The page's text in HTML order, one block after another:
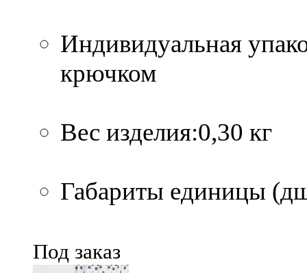
Индивидуальная
крючком
Вес изделия:0,30 кг
Габариты единицы
Под заказ